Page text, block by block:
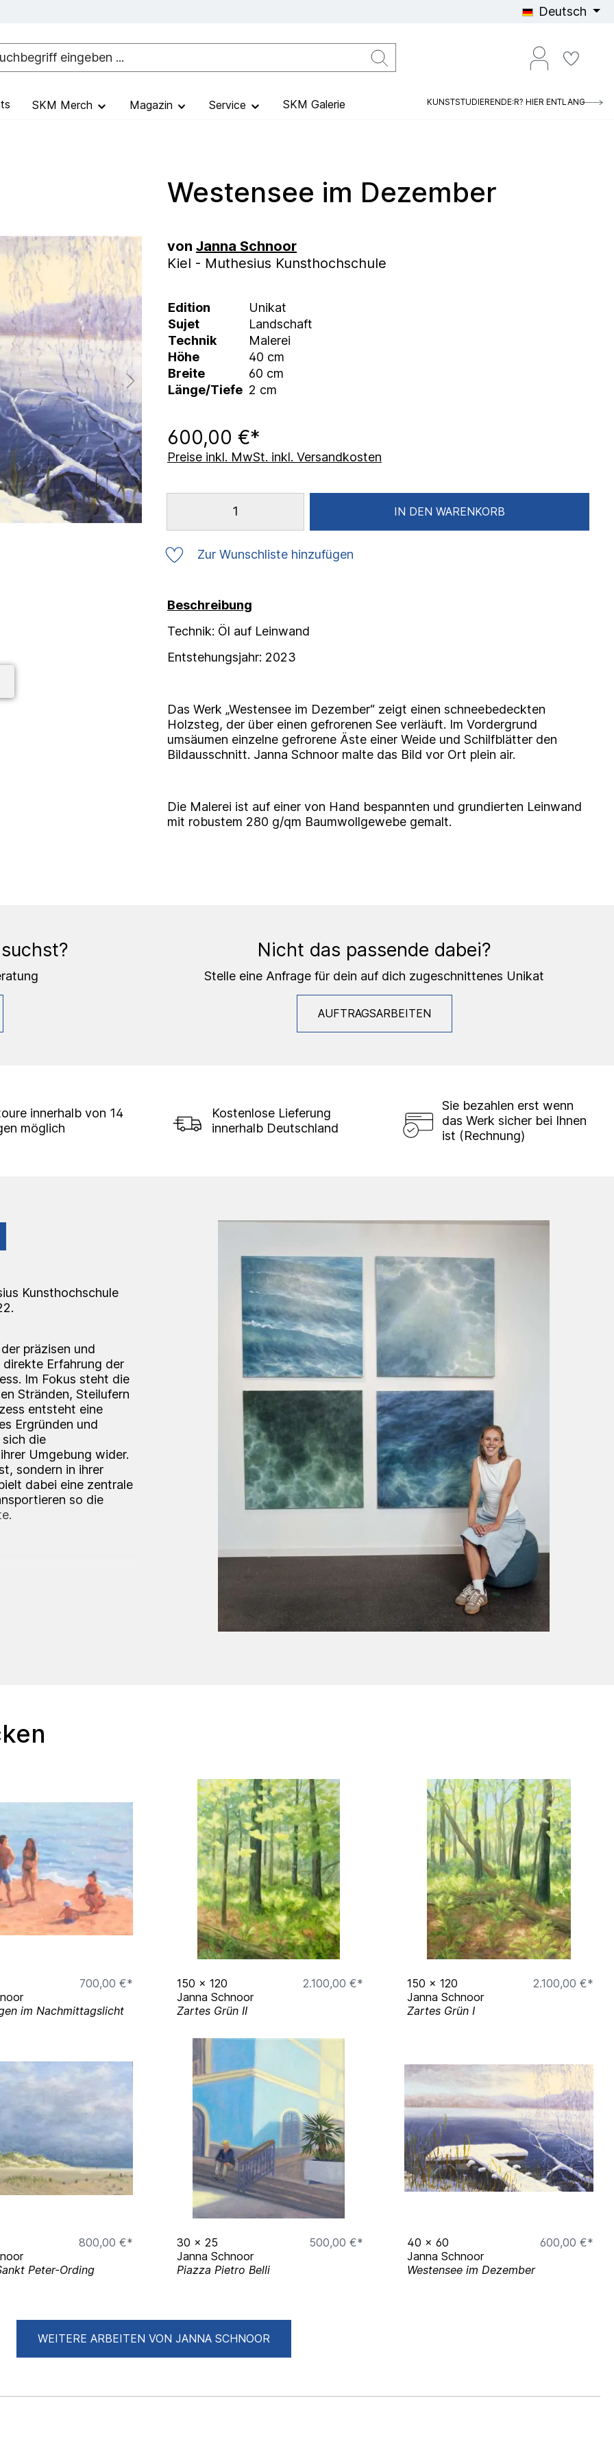
Deutsch
SKM Merch Magazin Service SKM Galerie KUNSTSTUDIERENDE:R? HIER ENTLANG
Westensee im Dezember
von Janna Schnoor
Kiel - Muthesius Kunsthochschule
Edition
Unikat
Sujet
Landschaft
Technik
Malerei
Höhe
40 cm
Breite
60 cm
Länge/Tiefe 2 cm
600,00 €*
Preise inkl. MwSt. inkl. Versandkosten
IN DEN WARENKORB
Zur Wunschliste hinzufügen
Beschreibung
Technik: Öl auf Leinwand
Entstehungsjahr: 2023
Das Werk „Westensee im Dezember“ zeigt einen schneebedeckten
Holzsteg, der über einen gefrorenen See verläuft. Im Vordergrund
umsäumen einzelne gefrorene Äste einer Weide und Schilfblätter den
Bildausschnitt. Janna Schnoor malte das Bild vor Ort plein air.
Die Malerei ist auf einer von Hand bespannten und grundierten Leinwand
mit robustem 280 g/qm Baumwollgewebe gemalt.
Nicht das passende dabei?
Stelle eine Anfrage für dein auf dich zugeschnittenes Unikat
AUFTRAGSARBEITEN
innerhalb von 14
möglich
Kostenlose Lieferung
innerhalb Deutschland
Sie bezahlen erst wenn
das Werk sicher bei Ihnen
ist (Rechnung)
Kunsthochschule
präzisen und
Erfahrung der
Im Fokus steht die
Stränden, Steilufern
entsteht eine
Ergründen und
die
Umgebung wider.
sondern in ihrer
dabei eine zentrale
so die
Atelier an der
Lemon, Hamburg
Alexander, Köln
ce, Kiel
Sonne,
place to start,
700,00 €*
im Nachmittagslicht
150 x 120
2.100,00 €*
Janna Schnoor
Zartes Grün II
150 x 120
2.100,00 €*
Janna Schnoor
Zartes Grün I
800,00 €*
Peter-Ording
30 x 25
500,00 €*
Janna Schnoor
Piazza Pietro Belli
40 x 60
600,00 €*
Janna Schnoor
Westensee im Dezember
WEITERE ARBEITEN VON JANNA SCHNOOR